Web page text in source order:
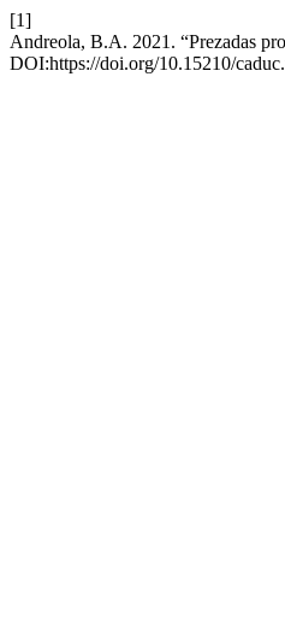
[1]
Andreola, B.A. 2021. “Prezadas
DOI:https://doi.org/10.15210/